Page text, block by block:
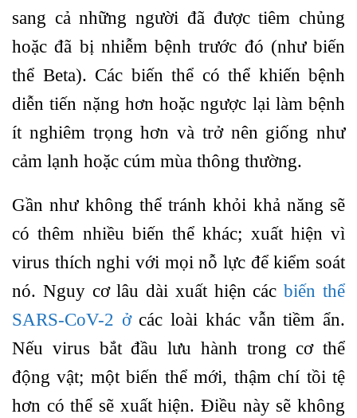
sang cả những người đã được tiêm chủng
hoặc đã bị nhiễm bệnh trước đó (như biến
thể Beta). Các biến thể có thể khiến bệnh
diễn tiến nặng hơn hoặc ngược lại làm bệnh
ít nghiêm trọng hơn và trở nên giống như
cảm lạnh hoặc cúm mùa thông thường.
Gần như không thể tránh khỏi khả năng sẽ
có thêm nhiều biến thể khác; xuất hiện vì
virus thích nghi với mọi nỗ lực để kiểm soát
nó. Nguy cơ lâu dài xuất hiện cácbiến thể
SARS-CoV-2 ởcác loài khác vẫn tiềm ẩn.
Nếu virus bắt đầu lưu hành trong cơ thể
động vật; một biến thể mới, thậm chí tồi tệ
hơn có thể sẽ xuất hiện. Điều này sẽ không